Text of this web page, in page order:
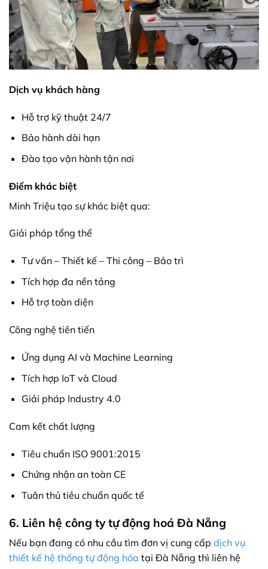
Dịch vụ khách hàng
Hỗ trợ kỹ thuật 24/7
Bảo hành dài hạn
Đào tạo vận hành tận nơi
Điểm khác biệt
Minh Triệu tạo sự khác biệt qua:
Giải pháp tổng thể
Tư vấn – Thiết kế – Thi công – Bảo trì
Tích hợp đa nền tảng
Hỗ trợ toàn diện
Công nghệ tiên tiến
Ứng dụng AI và Machine Learning
Tích hợp IoT và Cloud
Giải pháp Industry 4.0
Cam kết chất lượng
Tiêu chuẩn ISO 9001:2015
Chứng nhận an toàn CE
Tuân thủ tiêu chuẩn quốc tế
6. Liên hệ công ty tự động hoá Đà Nẵng
Nếu bạn đang có nhu cầu tìm đơn vị cung cấp dịch vụ
thiết kế hệ thống tự động hóa​ tại Đà Nẵng thì liên hệ